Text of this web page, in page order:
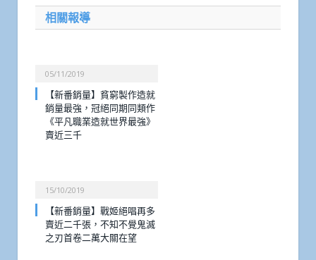
相關報導
05/11/2019
【新番銷量】貧窮製作造就
銷量最強，冠絕同期同類作
《平凡職業造就世界最強》
賣近三千
15/10/2019
【新番銷量】戰姬絕唱再多
賣近二千張，不知不覺鬼滅
之刃首卷二萬大關在望